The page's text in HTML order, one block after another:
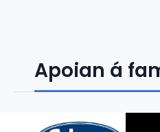
Apoian á